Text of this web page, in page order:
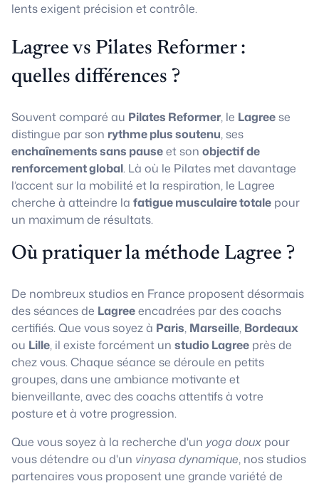
lents exigent précision et contrôle.
Lagree vs Pilates Reformer :
quelles différences ?
Souvent comparé au Pilates Reformer, le Lagree se
distingue par son rythme plus soutenu, ses
enchaînements sans pauseet son objectif de
renforcement global. Là où le Pilates met davantage
l’accent sur la mobilité et la respiration, le Lagree
cherche à atteindre la fatigue musculaire totale pour
un maximum de résultats.
Où pratiquer la méthode Lagree ?
De nombreux studios en France proposent désormais
des séances de Lagreeencadrées par des coachs
certifiés. Que vous soyez à Paris, Marseille, Bordeaux
ou Lille, il existe forcément un studio Lagree près de
chez vous. Chaque séance se déroule en petits
groupes, dans une ambiance motivante et
bienveillante, avec des coachs attentifs à votre
posture et à votre progression.
Que vous soyez à la recherche d'un yoga doux pour
vous détendre ou d'un vinyasa dynamique, nos studios
partenaires vous proposent une grande variété de